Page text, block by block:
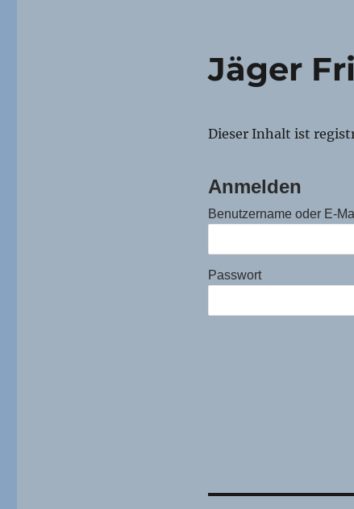
Jäger
Dieser Inhalt ist
Anmelden
Benutzername oder E-
Passwort